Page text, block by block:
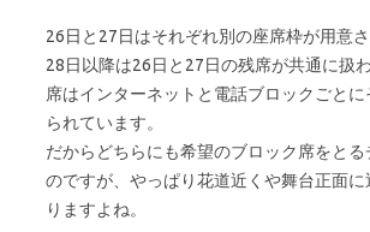
26日と27日はそれぞれ別の座席枠が用意さ
28日以降は26日と27日の残席が共通に扱わ
席はインターネットと電話ブロックごと
られています。
だからどちらにも希望のブロック席をとる
のですが、やっぱり花道近くや舞台正面に
りますよね。